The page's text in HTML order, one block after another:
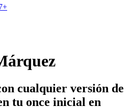
cualquier versión de
tu once inicial en